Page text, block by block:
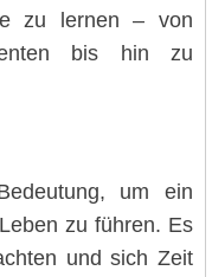
zu lernen – von
bis hin zu
um ein
zu führen. Es
und sich Zeit